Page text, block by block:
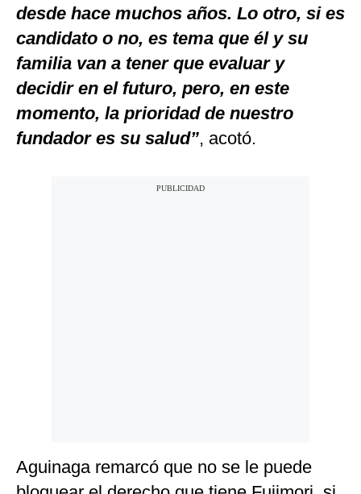
desde hace muchos años. Lo otro, si es
candidato o no, es tema que él y su
familia van a tener que evaluar y
decidir en el futuro, pero, en este
momento, la prioridad de nuestro
fundador es su salud”, acotó.
Aguinaga remarcó que no se le puede